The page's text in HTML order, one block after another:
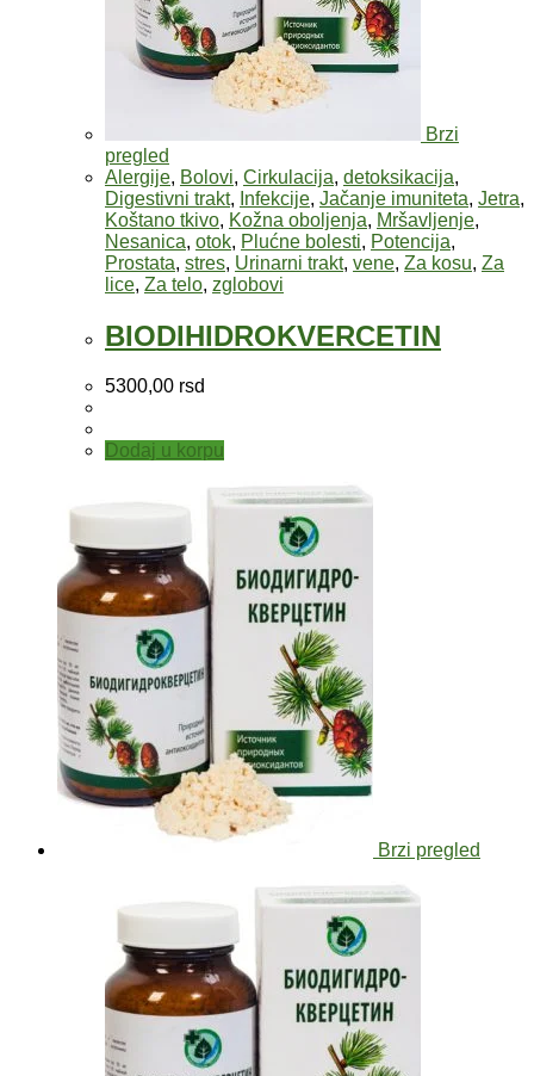
Brzi
pregled
Alergije, Bolovi, Cirkulacija, detoksikacija,
Digestivni trakt, Infekcije, Jačanje imuniteta, Jetra,
Koštano tkivo, Kožna oboljenja, Mršavljenje,
Nesanica, otok, Plućne bolesti, Potencija,
Prostata, stres, Urinarni trakt, vene, Za kosu, Za
lice, Za telo, zglobovi
BIODIHIDROKVERCETIN
5300,00 rsd
Dodaj u korpu
Brzi pregled